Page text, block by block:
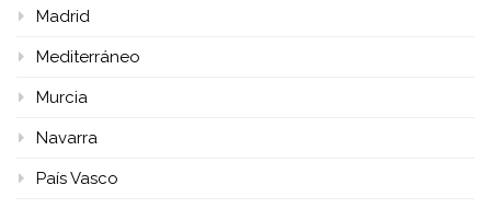
Madrid
Mediterráneo
Murcia
Navarra
País Vasco